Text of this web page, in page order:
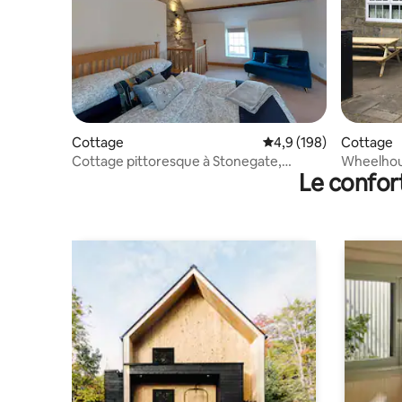
Cottage Évaluation moyenne
4,9 (198)
Cottage pittoresque à Stonegate,
Cottage
Le